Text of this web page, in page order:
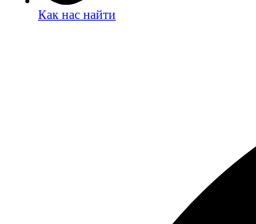
Как нас найти